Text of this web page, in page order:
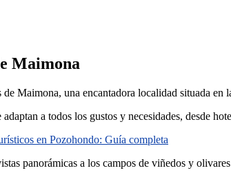
Maimona
Maimona, una encantadora localidad situada en
a todos los gustos y necesidades, desde
en Pozohondo: Guía completa
panorámicas a los campos de viñedos y